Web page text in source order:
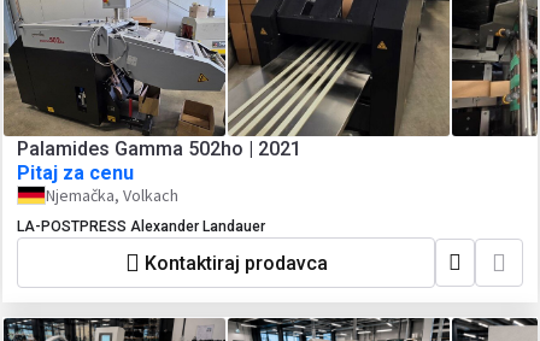
Palamides Gamma 502ho | 2021
Pitaj za cenu
Njemačka, Volkach
LA-POSTPRESS Alexander Landauer
Kontaktiraj prodavca